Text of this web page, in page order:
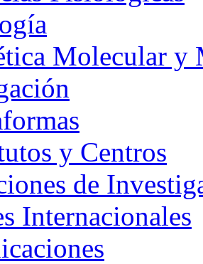
Molecular
y Centros
de
Internacionales